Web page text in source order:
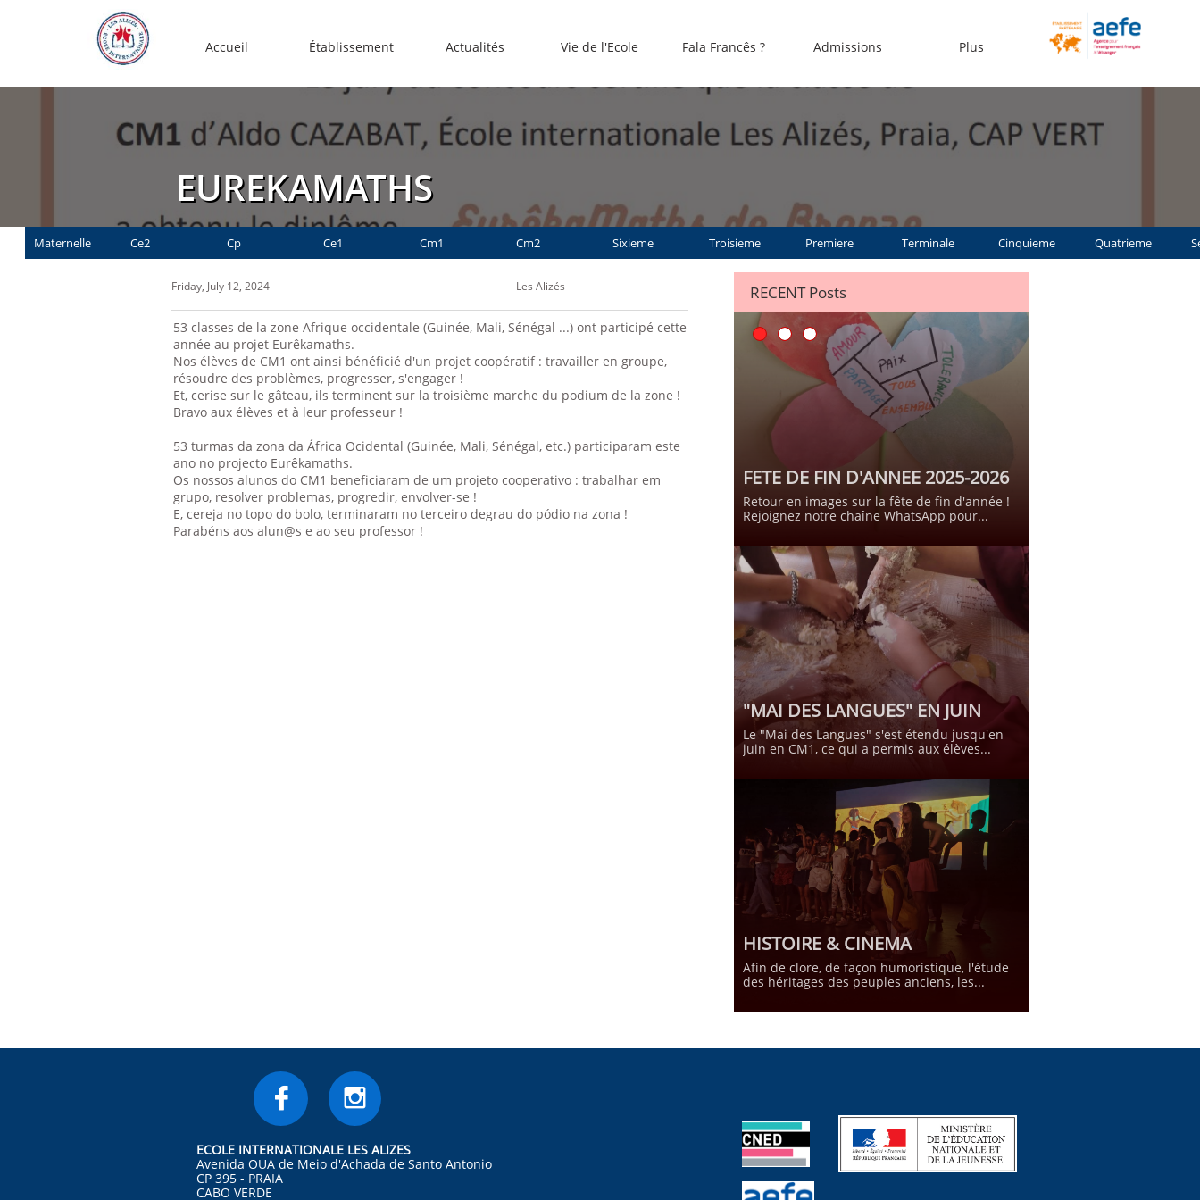
Accueil Établissement Actualités Vie de l'Ecole Fala Francês ? Admissions Plus
EUREKAMATHS
Maternelle Ce2 Cp Ce1 Cm1 Cm2 Sixieme Troisieme Premiere Terminale Cinquieme Quatrieme
Friday, July 12, 2024
53 classes de la zone Afrique occidentale (Guinée, Mali, Sénégal ...) ont participé cette
année au projet Eurêkamaths.
Nos élèves de CM1 ont ainsi bénéficié d'un projet coopératif : travailler en groupe,
résoudre des problèmes, progresser, s'engager !
Et, cerise sur le gâteau, ils terminent sur la troisième marche du podium de la zone !
Bravo aux élèves et à leur professeur !
53 turmas da zona da África Ocidental (Guinée, Mali, Sénégal, etc.) participaram este
ano no projecto Eurêkamaths.
Os nossos alunos do CM1 beneficiaram de um projeto cooperativo : trabalhar em
grupo, resolver problemas, progredir, envolver-se !
E, cereja no topo do bolo, terminaram no terceiro degrau do pódio na zona !
Parabéns aos alun@s e ao seu professor !
Les Alizés
FETE DE FIN D'ANNEE 2025-2026
Retour en images sur la fête de fin d'année !
Rejoignez notre chaîne WhatsApp pour...
"MAI DES LANGUES" EN JUIN
Le "Mai des Langues" s'est étendu jusqu'en
juin en CM1, ce qui a permis aux élèves...
HISTOIRE & CINEMA
Afin de clore, de façon humoristique, l'étude
des héritages des peuples anciens, les...
RECENT Posts
ECOLE INTERNATIONALE LES ALIZES
Avenida OUA de Meio d'Achada de Santo Antonio
CP 395 - PRAIA
CABO VERDE
 